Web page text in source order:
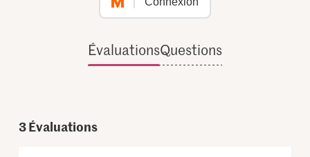
ÉvaluationsQuestions
3Évaluations